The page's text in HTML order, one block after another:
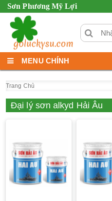
Sơn Phương Mỹ Lợi
MENU CHÍNH
Trang Chủ
Đại lý sơn alkyd Hải Âu